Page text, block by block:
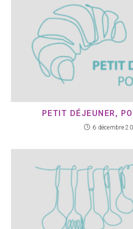
PETIT DÉJEUNER,
6 décembre